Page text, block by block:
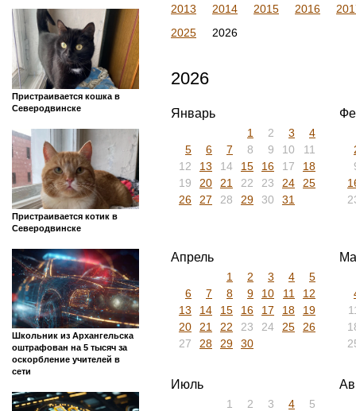
Пристраивается кошка в
Северодвинске
Пристраивается котик в
Северодвинске
Школьник из Архангельска
оштрафован на 5 тысяч за
оскорбление учителей в
сети
2013 2014 2015 2016
2025
2026
2026
Январь
1 2 3
4
5
6 7 8 9 10
11
12
13 14 15 16 17
18
19
20 21 22 23 24
25
26
27 28 29 30 31
Апрель
1 2 3 4
5
6
7 8 9 10 11
12
13
14 15 16 17 18
19
20
21 22 23 24 25
26
27
28 29 30
Июль
1 2 3 4
5